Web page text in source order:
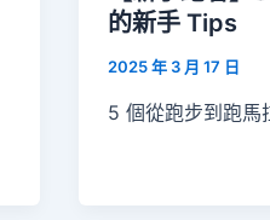
的新手 Tips
2025 年 3 月 17 日
5 個從跑步到跑馬